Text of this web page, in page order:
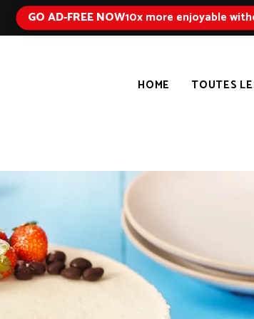
GO AD-FREE NOW10x more enjoyable
HOME TOUTES